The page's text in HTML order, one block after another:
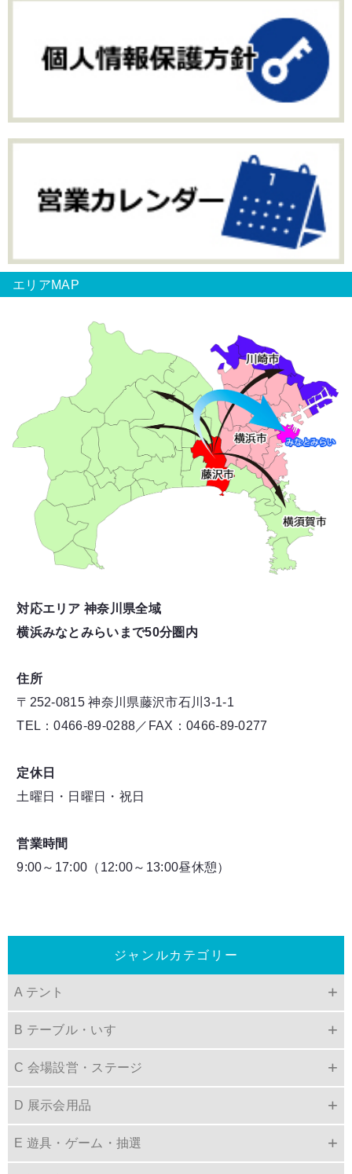
ジャンルカテゴリー
A テント
B テーブル・いす
C 会場設営・ステージ
D 展示会用品
E 遊具・ゲーム・抽選
エリアMAP
対応エリア 神奈川県全域
横浜みなとみらいまで50分圏内
住所
〒252-0815 神奈川県藤沢市石川3-1-1
TEL：0466-89-0288／FAX：0466-89-0277
定休日
土曜日・日曜日・祝日
営業時間
9:00～17:00（12:00～13:00昼休憩）